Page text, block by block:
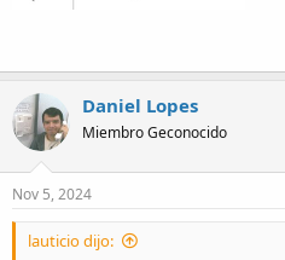
Daniel Lopes
Miembro Geconocido
Nov 5, 2024
lauticio dijo: